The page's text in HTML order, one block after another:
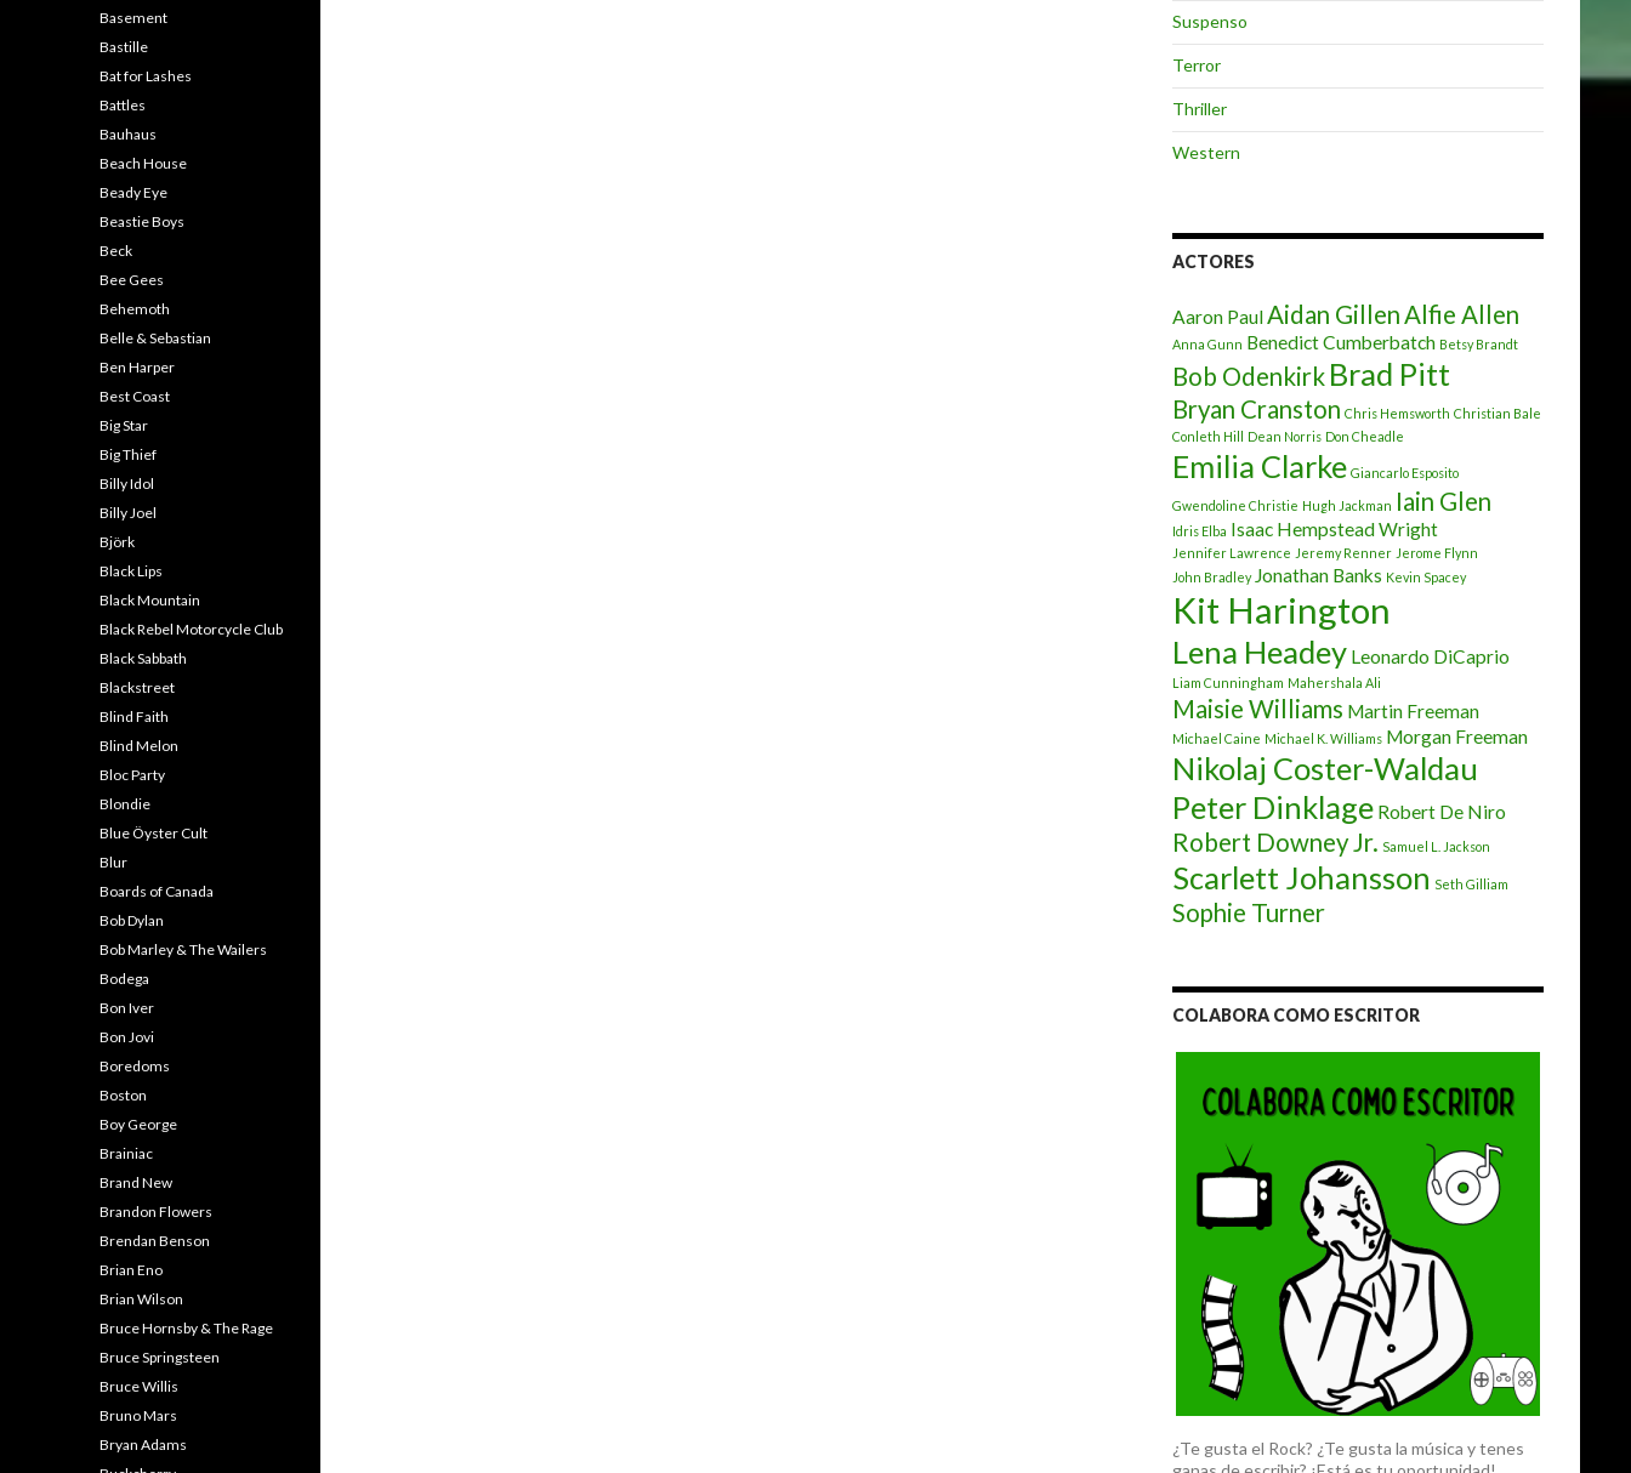
Suspenso
Terror
Thriller
Western
ACTORES
Aaron PaulAidan GillenAlfie Allen
Anna Gunn Benedict Cumberbatch Betsy Brandt
Bob Odenkirk Brad Pitt
Bryan Cranston Chris Hemsworth Christian Bale
Conleth Hill
Dean Norris Don Cheadle
Emilia Clarke Giancarlo Esposito
Gwendoline Christie Hugh Jackman Iain Glen
Idris Elba Isaac Hempstead Wright
Jennifer Lawrence Jeremy Renner Jerome Flynn
John Bradley Jonathan Banks Kevin Spacey
Kit Harington
Lena Headey Leonardo DiCaprio
Liam Cunningham Mahershala Ali
Maisie Williams Martin Freeman
Michael Caine Michael K. Williams Morgan Freeman
Nikolaj Coster-Waldau
Peter Dinklage Robert De Niro
Robert Downey Jr. Samuel L. Jackson
Scarlett Johansson Seth Gilliam
Sophie Turner
COLABORA COMO ESCRITOR
¿Te gusta el Rock? ¿Te gusta la música y tenes
Basement
Bastille
Bat for Lashes
Battles
Bauhaus
Beach House
Beady Eye
Beastie Boys
Beck
Bee Gees
Behemoth
Belle & Sebastian
Ben Harper
Best Coast
Big Star
Big Thief
Billy Idol
Billy Joel
Björk
Black Lips
Black Mountain
Black Rebel Motorcycle Club
Black Sabbath
Blackstreet
Blind Faith
Blind Melon
Bloc Party
Blondie
Blue Öyster Cult
Blur
Boards of Canada
Bob Dylan
Bob Marley & The Wailers
Bodega
Bon Iver
Bon Jovi
Boredoms
Boston
Boy George
Brainiac
Brand New
Brandon Flowers
Brendan Benson
Brian Eno
Brian Wilson
Bruce Hornsby & The Rage
Bruce Springsteen
Bruce Willis
Bruno Mars
Bryan Adams